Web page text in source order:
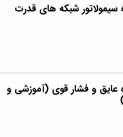
سیمولاتور شبکه های قدرت
عایق و فشار قوی (آموزشی و